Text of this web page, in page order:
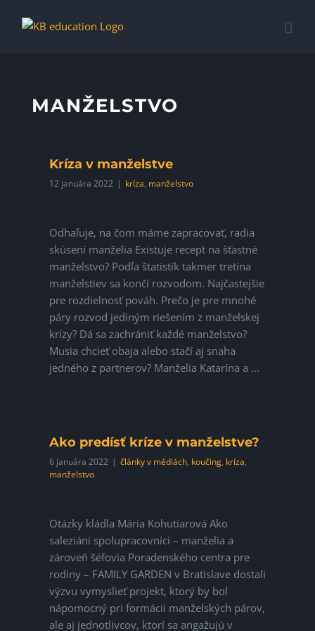
MANŽELSTVO
Kríza v manželstve
12 januára 2022 | kríza, manželstvo
Odhaľuje, na čom máme zapracovať, radia
skúsení manželia Existuje recept na šťastné
manželstvo? Podľa štatistík takmer tretina
manželstiev sa končí rozvodom. Najčastejšie
pre rozdielnosť pováh. Prečo je pre mnohé
páry rozvod jediným riešením z manželskej
krízy? Dá sa zachrániť každé manželstvo?
Musia chcieť obaja alebo stačí aj snaha
jedného z partnerov? Manželia Katarína a ...
Ako predísť kríze v manželstve?
6 januára 2022 | články v médiách, koučing, kríza,
manželstvo
Otázky kládla Mária Kohutiarová Ako
saleziáni spolupracovníci – manželia a
zároveň šéfovia Poradenského centra pre
rodiny – FAMILY GARDEN v Bratislave dostali
výzvu vymyslieť projekt, ktorý by bol
nápomocný pri formácii manželských párov,
ale aj jednotlivcov, ktorí sa angažujú v